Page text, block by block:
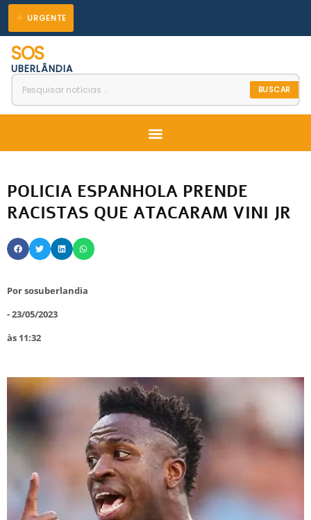
para
conteúdo
URGENTE
SOS
UBERLÂNDIA
BUSCAR
Menu
POLICIA ESPANHOLA PRENDE
RACISTAS QUE ATACARAM VINI JR
Porsosuberlandia
-23/05/2023
às 11:32